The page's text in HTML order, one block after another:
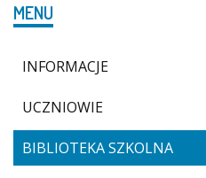
MENU
INFORMACJE
UCZNIOWIE
BIBLIOTEKA SZKOLNA